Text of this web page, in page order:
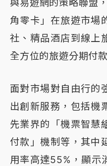
角零卡」在旅遊市場
社、精品酒店到線上
全方位的旅遊分期付
面對市場對自由行的
出創新服務，包括機
先業界的「機票智慧
付款」機制等，其中
用率高達55%，顯示